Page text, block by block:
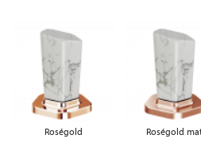
Roségold Roségold